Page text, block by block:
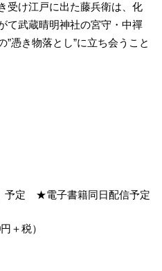
け江戸に出た藤兵衛は、化
て武蔵晴明神社の宮守・中禪
憑き物落とし”に立ち会うこと
予定 ★電子書籍同日配信予定
＋税）